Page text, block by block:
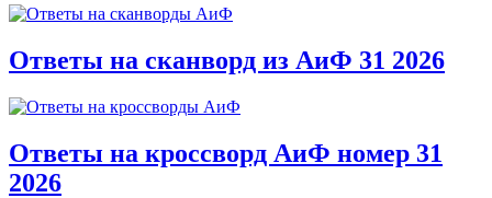
Ответы на сканворд из АиФ 31 2026
Ответы на кроссворд АиФ номер 31
2026